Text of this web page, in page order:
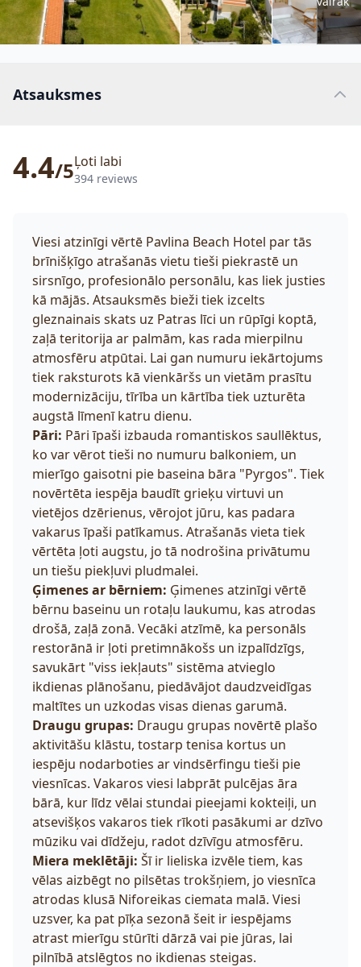
Atsauksmes
4.4/5Ļoti labi
394 reviews
Viesi atzinīgi vērtē Pavlina Beach Hotel par tās
brīnišķīgo atrašanās vietu tieši piekrastē un
sirsnīgo, profesionālo personālu, kas liek justies
kā mājās. Atsauksmēs bieži tiek izcelts
gleznainais skats uz Patras līci un rūpīgi koptā,
zaļā teritorija ar palmām, kas rada mierpilnu
atmosfēru atpūtai. Lai gan numuru iekārtojums
tiek raksturots kā vienkāršs un vietām prasītu
modernizāciju, tīrība un kārtība tiek uzturēta
augstā līmenī katru dienu.
Pāri: Pāri īpaši izbauda romantiskos saullēktus,
ko var vērot tieši no numuru balkoniem, un
mierīgo gaisotni pie baseina bāra "Pyrgos". Tiek
novērtēta iespēja baudīt grieķu virtuvi un
vietējos dzērienus, vērojot jūru, kas padara
vakarus īpaši patīkamus. Atrašanās vieta tiek
vērtēta ļoti augstu, jo tā nodrošina privātumu
un tiešu piekļuvi pludmalei.
Ģimenes ar bērniem: Ģimenes atzinīgi vērtē
bērnu baseinu un rotaļu laukumu, kas atrodas
drošā, zaļā zonā. Vecāki atzīmē, ka personāls
restorānā ir ļoti pretimnākošs un izpalīdzīgs,
savukārt "viss iekļauts" sistēma atvieglo
ikdienas plānošanu, piedāvājot daudzveidīgas
maltītes un uzkodas visas dienas garumā.
Draugu grupas: Draugu grupas novērtē plašo
aktivitāšu klāstu, tostarp tenisa kortus un
iespēju nodarboties ar vindsērfingu tieši pie
viesnīcas. Vakaros viesi labprāt pulcējas āra
bārā, kur līdz vēlai stundai pieejami kokteiļi, un
atsevišķos vakaros tiek rīkoti pasākumi ar dzīvo
mūziku vai dīdžeju, radot dzīvīgu atmosfēru.
Miera meklētāji: Šī ir lieliska izvēle tiem, kas
vēlas aizbēgt no pilsētas trokšņiem, jo viesnīca
atrodas klusā Niforeikas ciemata malā. Viesi
uzsver, ka pat pīķa sezonā šeit ir iespējams
atrast mierīgu stūrīti dārzā vai pie jūras, lai
pilnībā atslēgtos no ikdienas steigas.